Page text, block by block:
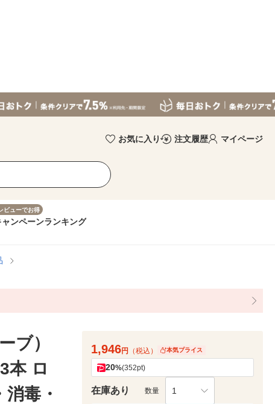
お気に入り 注文履歴 マイページ
ビューでお得
ャンペーンランキング
ブ）
本 ロ
毒・
1,946円 （税込） 本気プライス
20%(352pt)
在庫あり 数量 1